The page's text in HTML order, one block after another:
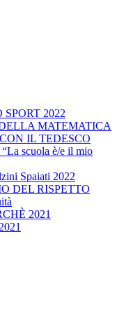
2022
MATEMATICA
IL TEDESCO
“La scuola è/e il mio
Spaiati 2022
DEL RISPETTO
2021